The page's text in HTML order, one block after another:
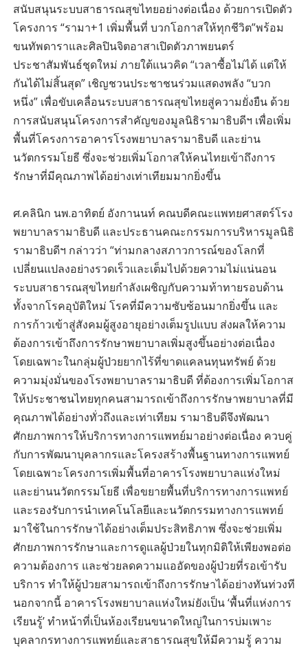
สนับสนุนระบบสาธารณสุขไทยอย่างต่อเนื่อง ด้วยการเปิดตัว
โครงการ “รามา+1 เพิ่มพื้นที่ บวกโอกาสให้ทุกชีวิต”พร้อม
ขนทัพดาราและศิลปินจิตอาสาเปิดตัวภาพยนตร์
ประชาสัมพันธ์ชุดใหม่ ภายใต้แนวคิด “เวลาซื้อไม่ได้ แต่ให้
กันได้ไม่สิ้นสุด” เชิญชวนประชาชนร่วมแสดงพลัง “บวก
หนึ่ง” เพื่อขับเคลื่อนระบบสาธารณสุขไทยสู่ความยั่งยืน ด้วย
การสนับสนุนโครงการสำคัญของมูลนิธิรามาธิบดีฯ เพื่อเพิ่ม
พื้นที่โครงการอาคารโรงพยาบาลรามาธิบดี และย่าน
นวัตกรรมโยธี ซึ่งจะช่วยเพิ่มโอกาสให้คนไทยเข้าถึงการ
รักษาที่มีคุณภาพได้อย่างเท่าเทียมมากยิ่งขึ้น
ศ.คลินิก นพ.อาทิตย์ อังกานนท์ คณบดีคณะแพทยศาสตร์โรง
พยาบาลรามาธิบดี และประธานคณะกรรมการบริหารมูลนิธิ
รามาธิบดีฯ กล่าวว่า “ท่ามกลางสภาวการณ์ของโลกที่
เปลี่ยนแปลงอย่างรวดเร็วและเต็มไปด้วยความไม่แน่นอน
ระบบสาธารณสุขไทยกำลังเผชิญกับความท้าทายรอบด้าน
ทั้งจากโรคอุบัติใหม่ โรคที่มีความซับซ้อนมากยิ่งขึ้น และ
การก้าวเข้าสู่สังคมผู้สูงอายุอย่างเต็มรูปแบบ ส่งผลให้ความ
ต้องการเข้าถึงการรักษาพยาบาลเพิ่มสูงขึ้นอย่างต่อเนื่อง
โดยเฉพาะในกลุ่มผู้ป่วยยากไร้ที่ขาดแคลนทุนทรัพย์ ด้วย
ความมุ่งมั่นของโรงพยาบาลรามาธิบดี ที่ต้องการเพิ่มโอกาส
ให้ประชาชนไทยทุกคนสามารถเข้าถึงการรักษาพยาบาลที่มี
คุณภาพได้อย่างทั่วถึงและเท่าเทียม รามาธิบดีจึงพัฒนา
ศักยภาพการให้บริการทางการแพทย์มาอย่างต่อเนื่อง ควบคู่
กับการพัฒนาบุคลากรและโครงสร้างพื้นฐานทางการแพทย์
โดยเฉพาะโครงการเพิ่มพื้นที่อาคารโรงพยาบาลแห่งใหม่
และย่านนวัตกรรมโยธี เพื่อขยายพื้นที่บริการทางการแพทย์
และรองรับการนำเทคโนโลยีและนวัตกรรมทางการแพทย์
มาใช้ในการรักษาได้อย่างเต็มประสิทธิภาพ ซึ่งจะช่วยเพิ่ม
ศักยภาพการรักษาและการดูแลผู้ป่วยในทุกมิติให้เพียงพอต่อ
ความต้องการ และช่วยลดความแออัดของผู้ป่วยที่รอเข้ารับ
บริการ ทำให้ผู้ป่วยสามารถเข้าถึงการรักษาได้อย่างทันท่วงที
นอกจากนี้ อาคารโรงพยาบาลแห่งใหม่ยังเป็น ‘พื้นที่แห่งการ
เรียนรู้’ ทำหน้าที่เป็นห้องเรียนขนาดใหญ่ในการบ่มเพาะ
บุคลากรทางการแพทย์และสาธารณสุขให้มีความรู้ ความ